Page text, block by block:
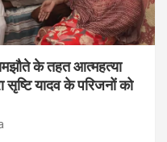
के तहत आत्महत्या
यादव के परिजनों को